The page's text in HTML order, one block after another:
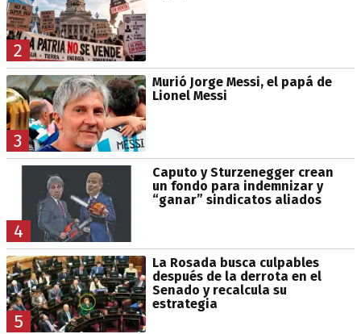
2
3
Murió Jorge Messi, el papá de
Lionel Messi
4
Caputo y Sturzenegger crean
un fondo para indemnizar y
“ganar” sindicatos aliados
5
La Rosada busca culpables
después de la derrota en el
Senado y recalcula su
estrategia